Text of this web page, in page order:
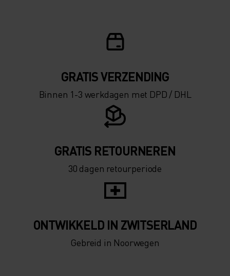
GRATIS VERZENDING​​​​​​​​​​​​​​
Binnen 1-3 werkdagen met DPD / DHL
GRATIS RETOURNEREN
30 dagen retourperiode
ONTWIKKELD IN ZWITSERLAND
Gebreid in Noorwegen